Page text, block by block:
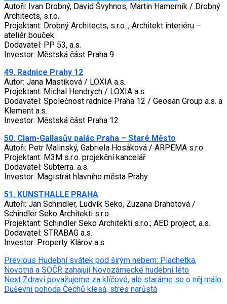
Autoři: Ivan Drobný, David Švyhnos, Martin Hamerník / Drobný
Architects, s.r.o.
Projektant: Drobný Architects, s.r.o. ; Architekt interiéru –
ateliér bouček
Dodavatel: PP 53, a.s.
Investor: Městská část Praha 9
49. Radnice Prahy 12
Autor: Jana Mastíková / LOXIA a.s.
Projektant: Michal Hendrych / LOXIA a.s.
Dodavatel: Společnost radnice Praha 12 / Geosan Group a.s. a
Klement a.s.
Investor: Městská část Praha 12
50. Clam-Gallasův palác Praha – Staré Město
Autoři: Petr Malinský, Gabriela Hosáková / ARPEMA s.r.o.
Projektant: M3M s.r.o. projekční kancelář
Dodavatel: Subterra. a.s.
Investor: Magistrát hlavního města Prahy
51. KUNSTHALLE PRAHA
Autoři: Jan Schindler, Ludvík Seko, Zuzana Drahotová /
Schindler Seko Architekti s.r.o.
Projektant: Schindler Seko Architekti s.r.o.; AED project, a.s.
Dodavatel: STRABAG a.s.
Investor: Property Klárov a.s.
Post
navigation
Previous Hudební svátek pod širým nebem: Plachetka,
Novotná a SOČR zahajují Novozámecké hudební léto
Next Zdraví považujeme za klíčové, ale staráme se o něj málo.
Duševní pohoda Čechů klesá, stres narůstá